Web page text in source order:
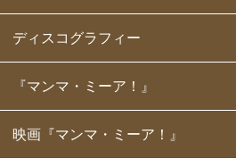
ディスコグラフィー
『マンマ・ミーア！』
映画『マンマ・ミーア！』